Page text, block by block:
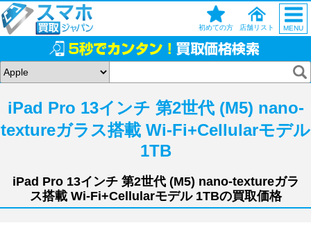
初めての方 店舗リスト MENU
iPad Pro 13インチ 第2世代 (M5) nano-
textureガラス搭載 Wi-Fi+Cellularモデル
1TB
iPad Pro 13インチ 第2世代 (M5) nano-textureガラ
ス搭載 Wi-Fi+Cellularモデル 1TBの買取価格